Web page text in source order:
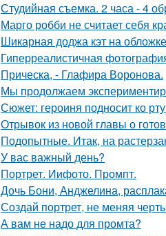
Студийная съемка. 2 часа - 4
Марго робби не считает себя
Шикарная доджа кэт на
Гиперреалистичная
Прическа, - Глафира Воронова.
Мы продолжаем
Сюжет: героиня подносит ко
Отрывок из новой главы о
Подопытные. Итак, на
У вас важный день?
Портрет. Иифото. Промпт.
Дочь Бони, Анджелина,
Создай портрет, не меняя
А вам не надо для промта?